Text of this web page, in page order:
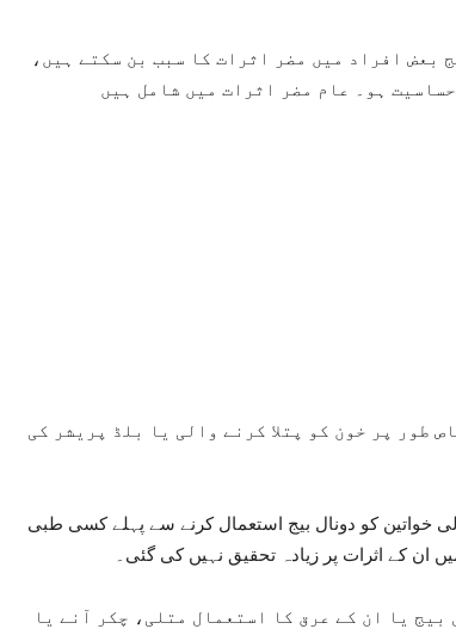
بعض افراد میں مضر اثرات کا سبب بن سکتے ہیں،
ہو۔ عام مضر اثرات میں شامل ہیں
طور پر خون کو پتلا کرنے والی یا بلڈ پریشر کی
خواتین کو دونال بیج استعمال کرنے سے پہلے کسی طبی
ان کے اثرات پر زیادہ تحقیق نہیں کی گئی۔
بیج یا ان کے عرق کا استعمال متلی، چکر آنے یا